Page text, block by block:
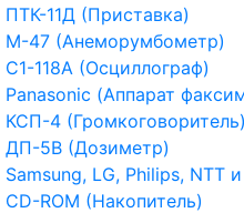
ПТК-11Д (Приставка)
М-47 (Анеморумбометр)
С1-118А (Осциллограф)
Panasonic (Аппарат
КСП-4 (Громкоговоритель)
ДП-5В (Дозиметр)
Samsung, LG, Philips, NTT
CD-ROM (Накопитель)